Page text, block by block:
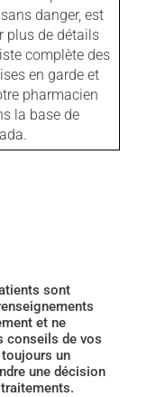
danger, est
plus de détails
complète des
en garde et
pharmacien
la base de
sont
et ne
conseils de vos
un
une décision